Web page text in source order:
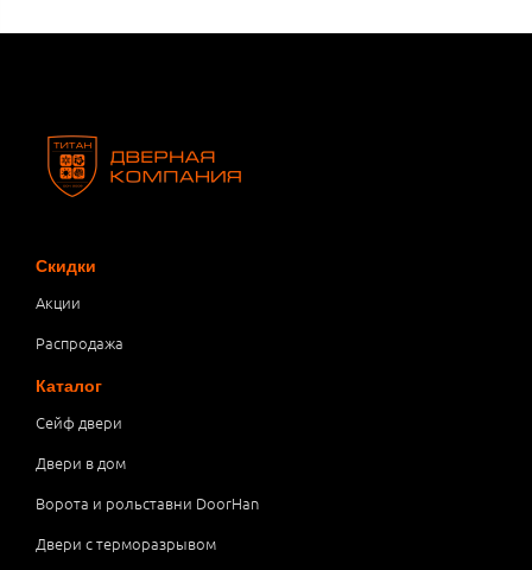
Скидки
Акции
Распродажа
Каталог
Сейф двери
Двери в дом
Ворота и рольставни DoorHan
Двери с терморазрывом